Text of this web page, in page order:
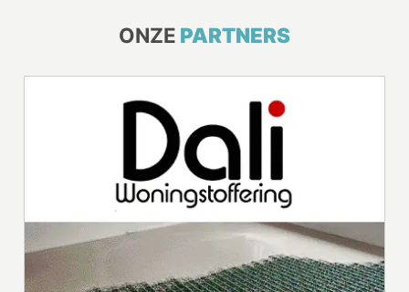
ONZE PARTNERS